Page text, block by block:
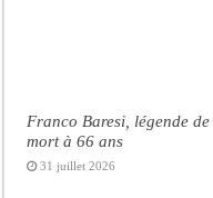
Franco Baresi, légende
mort à 66 ans
31 juillet 2026